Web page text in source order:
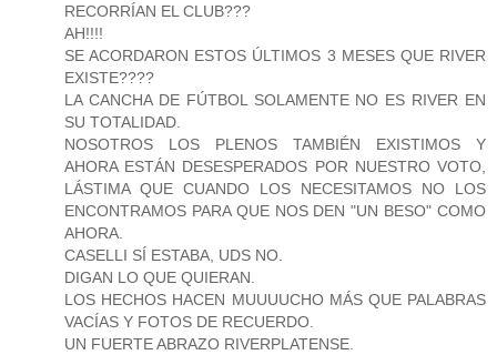
RECORRÍAN EL CLUB???
AH!!!!
SE ACORDARON ESTOS ÚLTIMOS 3 MESES QUE RIVER
EXISTE????
LA CANCHA DE FÚTBOL SOLAMENTE NO ES RIVER EN
SU TOTALIDAD.
NOSOTROS LOS PLENOS TAMBIÉN EXISTIMOS Y
AHORA ESTÁN DESESPERADOS POR NUESTRO VOTO,
LÁSTIMA QUE CUANDO LOS NECESITAMOS NO LOS
ENCONTRAMOS PARA QUE NOS DEN "UN BESO" COMO
AHORA.
CASELLI SÍ ESTABA, UDS NO.
DIGAN LO QUE QUIERAN.
LOS HECHOS HACEN MUUUUCHO MÁS QUE PALABRAS
VACÍAS Y FOTOS DE RECUERDO.
UN FUERTE ABRAZO RIVERPLATENSE.